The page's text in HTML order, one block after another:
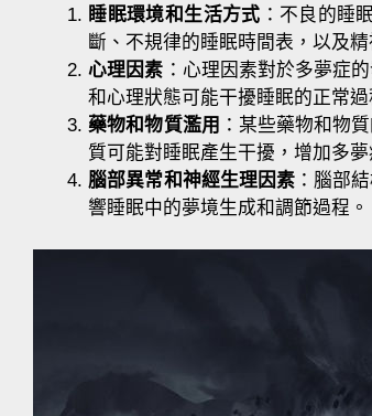
睡眠環境和生活方式 ：不良的睡
斷、不規律的睡眠時間表，以及
心理因素 ：心理因素對於多夢症
和心理狀態可能干擾睡眠的正常
藥物和物質濫用 ：某些藥物和物
質可能對睡眠產生干擾，增加多夢
腦部異常和神經生理因素：腦部
響睡眠中的夢境生成和調節過程。